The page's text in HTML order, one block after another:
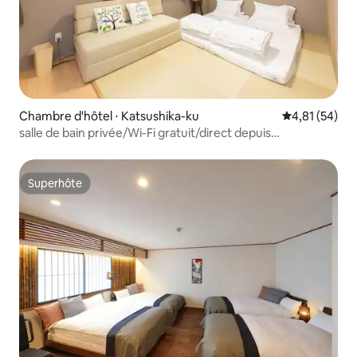
Chambre d'hôtel ⋅ Katsushika-ku Évaluation
4,81 (54)
salle de bain privée/Wi-Fi gratuit/direct depuis
Superhôte
Superhôte